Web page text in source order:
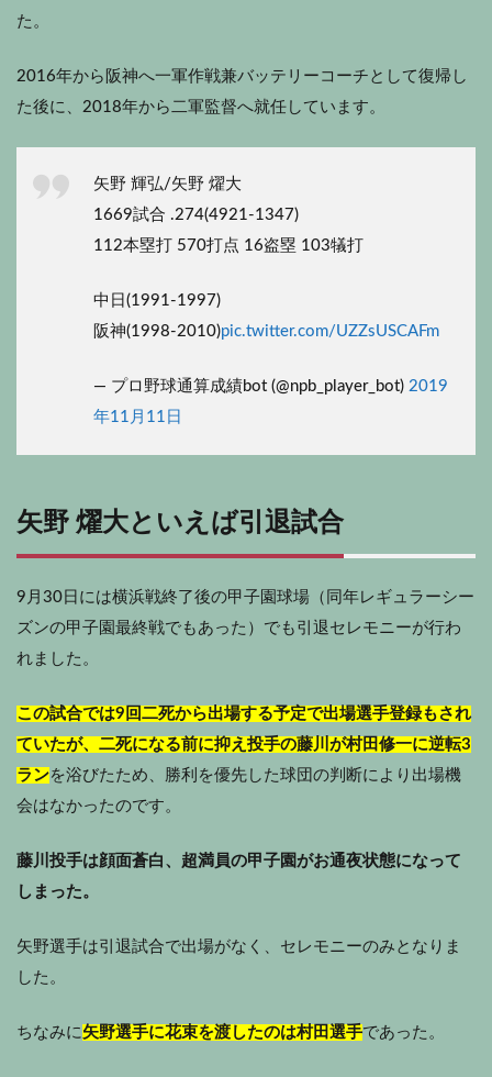
た。
2016年から阪神へ一軍作戦兼バッテリーコーチとして復帰し
た後に、2018年から二軍監督へ就任しています。
矢野 輝弘/矢野 燿大
1669試合 .274(4921-1347)
112本塁打 570打点 16盗塁 103犠打
中日(1991-1997)
阪神(1998-2010)pic.twitter.com/UZZsUSCAFm
— プロ野球通算成績bot (@npb_player_bot) 2019
年11月11日
矢野 燿大といえば引退試合
9月30日には横浜戦終了後の甲子園球場（同年レギュラーシー
ズンの甲子園最終戦でもあった）でも引退セレモニーが行わ
れました。
この試合では9回二死から出場する予定で出場選手登録もされ
ていたが、二死になる前に抑え投手の藤川が村田修一に逆転3
ランを浴びたため、勝利を優先した球団の判断により出場機
会はなかったのです。
藤川投手は顔面蒼白、超満員の甲子園がお通夜状態になって
しまった。
矢野選手は引退試合で出場がなく、セレモニーのみとなりま
した。
ちなみに 矢野選手に花束を渡したのは村田選手であった。